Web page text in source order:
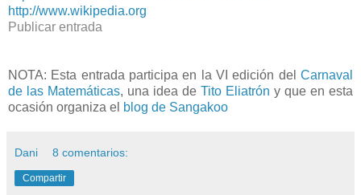
http://www.wikipedia.org
Publicar entrada
NOTA: Esta entrada participa en la VI edición del Carnaval
de las Matemáticas, una idea de Tito Eliatrón y que en esta
ocasión organiza el blog de Sangakoo
Dani 8 comentarios:
Compartir